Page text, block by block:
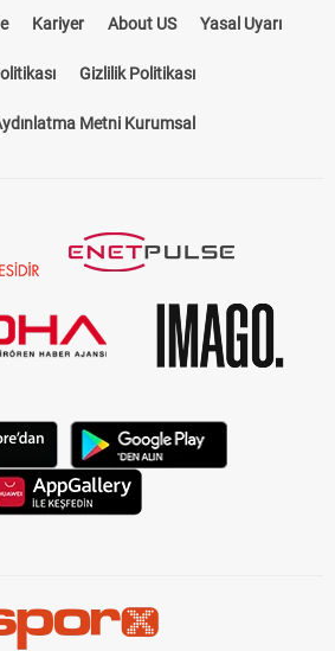
Kariyer About US Yasal Uyarı
Gizlilik Politikası
Metni Kurumsal